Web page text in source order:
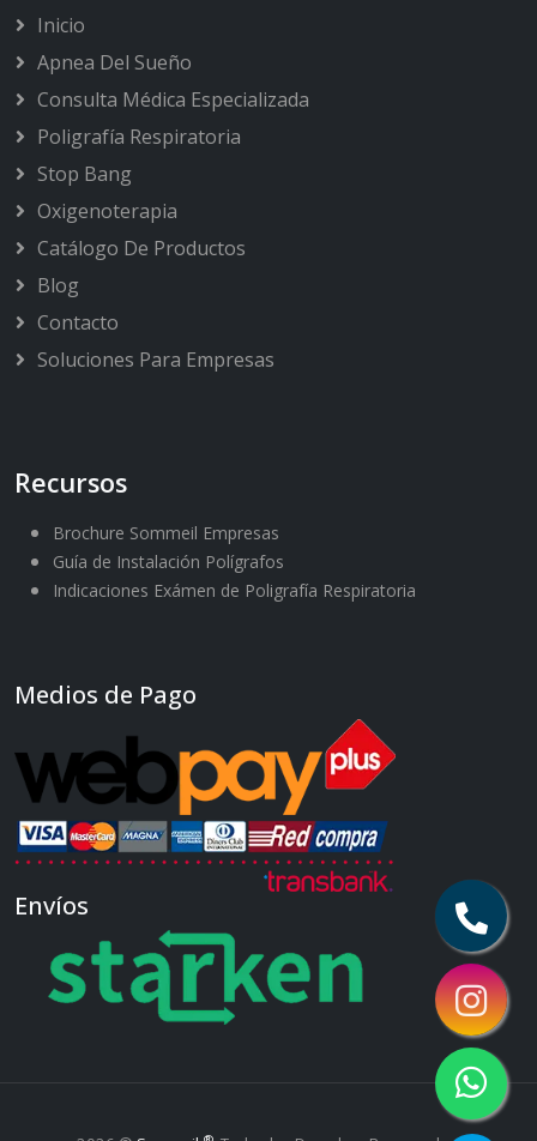
Inicio
Apnea Del Sueño
Consulta Médica Especializada
Poligrafía Respiratoria
Stop Bang
Oxigenoterapia
Catálogo De Productos
Blog
Contacto
Soluciones Para Empresas
Recursos
Brochure Sommeil Empresas
Guía de Instalación Polígrafos
Indicaciones Exámen de Poligrafía Respiratoria
Medios de Pago
Envíos